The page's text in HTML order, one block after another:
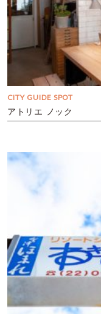
CITY GUIDE SPOT
アトリエ ノック